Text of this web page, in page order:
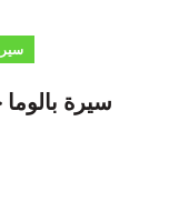
سيرة بالوما